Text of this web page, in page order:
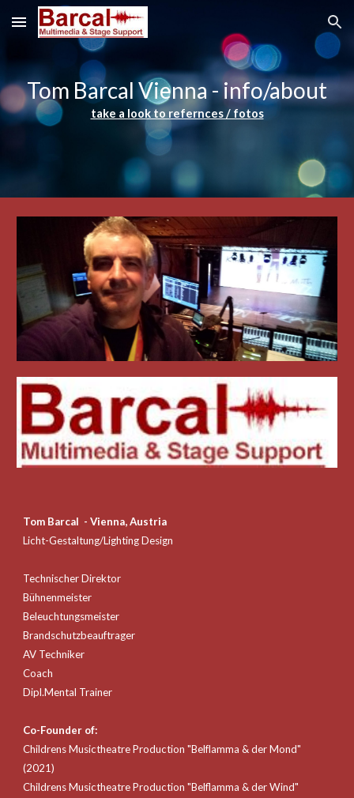
Skip to main content Skip to navigation
Tom Barcal Vienna -info/about
take a look to refernces / fotos
Tom Barcal - Vienna, Austria
Licht-Gestaltung/Lighting Design
Technischer Direktor
Bühnenmeister
Beleuchtungsmeister
Brandschutzbeauftrager
AV Techniker
Coach
Dipl.Mental Trainer
Co-Founder of:
Childrens Musictheatre Production "Belflamma & der Mond"
(2021)
Childrens Musictheatre Production "Belflamma & derWind"